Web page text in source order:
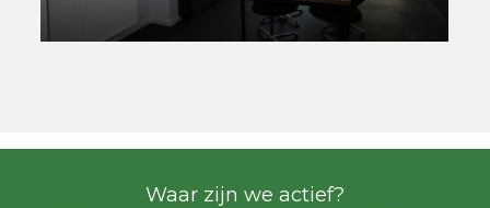
Waar zijn we actief?